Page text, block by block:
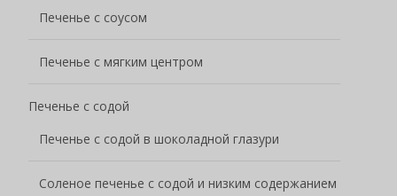
Печенье с соусом
Печенье с мягким центром
Печенье с содой
Печенье с содой в шоколадной глазури
Соленое печенье с содой и низким содержанием